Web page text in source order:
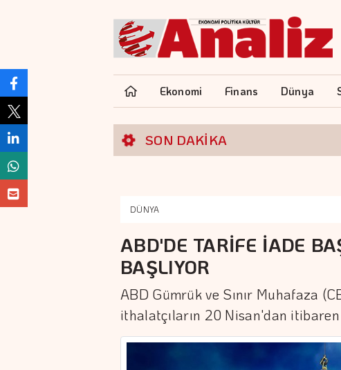
Ekonomi Finans Dünya
SON DAKİKA
DÜNYA
ABD'DE TARİFE İADE
BAŞLIYOR
ABD Gümrük ve Sınır Muhafaza
ithalatçıların 20 Nisan'dan